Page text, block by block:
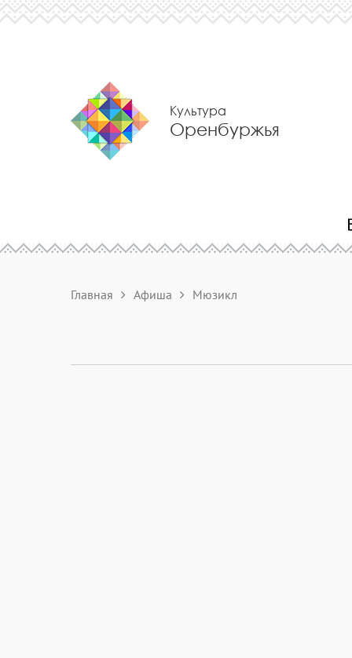
Культура
Оренбуржья
Главная Афиша Мюзикл